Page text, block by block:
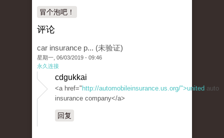
冒个泡吧！
评论
car insurance p... (未验证)
星期一, 06/03/2019 - 09:46
永久连接
cdgukkai
<a href=" http://automobileinsurance.us.org/">united auto
insurance company</a>
回复